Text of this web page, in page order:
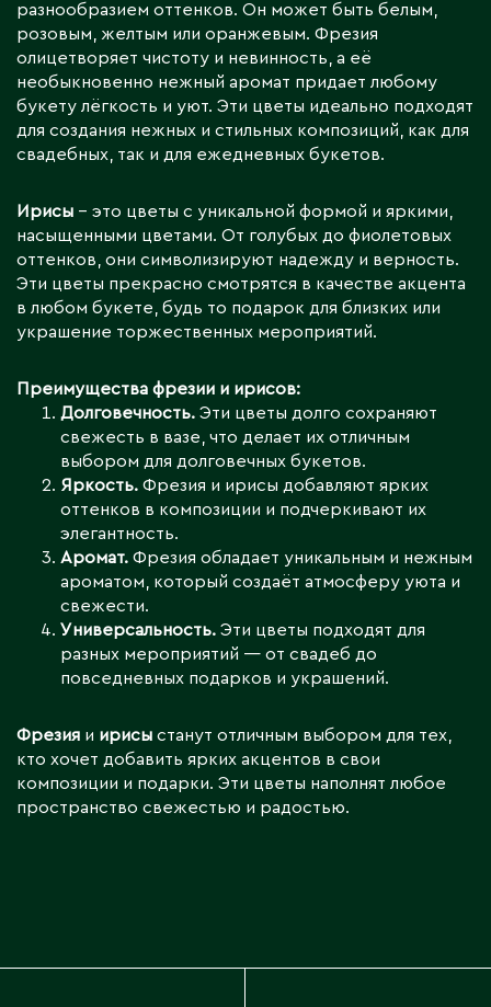
разнообразием оттенков. Он может быть белым,
розовым, желтым или оранжевым. Фрезия
олицетворяет чистоту и невинность, а её
необыкновенно нежный аромат придает любому
букету лёгкость и уют. Эти цветы идеально подходят
для создания нежных и стильных композиций, как для
свадебных, так и для ежедневных букетов.
Ирисы – это цветы с уникальной формой и яркими,
насыщенными цветами. От голубых до фиолетовых
оттенков, они символизируют надежду и верность.
Эти цветы прекрасно смотрятся в качестве акцента
в любом букете, будь то подарок для близких или
украшение торжественных мероприятий.
Преимущества фрезии и ирисов:
Долговечность. Эти цветы долго сохраняют
свежесть в вазе, что делает их отличным
выбором для долговечных букетов.
Яркость. Фрезия и ирисы добавляют ярких
оттенков в композиции и подчеркивают их
элегантность.
Аромат. Фрезия обладает уникальным и нежным
ароматом, который создаёт атмосферу уюта и
свежести.
Универсальность. Эти цветы подходят для
разных мероприятий — от свадеб до
повседневных подарков и украшений.
Фрезия и ирисы станут отличным выбором для тех,
кто хочет добавить ярких акцентов в свои
композиции и подарки. Эти цветы наполнят любое
пространство свежестью и радостью.